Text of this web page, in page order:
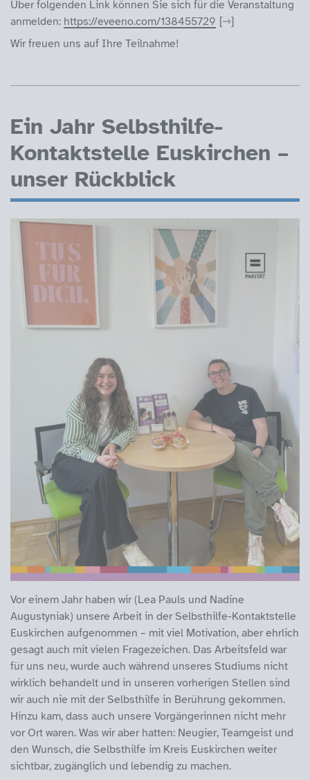
Über folgenden Link können Sie sich für die Veranstaltung
anmelden: https://eveeno.com/138455729
Wir freuen uns auf Ihre Teilnahme!
Ein Jahr Selbsthilfe-
Kontaktstelle Euskirchen –
unser Rückblick
Vor einem Jahr haben wir (Lea Pauls und Nadine
Augustyniak) unsere Arbeit in der Selbsthilfe-Kontaktstelle
Euskirchen aufgenommen – mit viel Motivation, aber ehrlich
gesagt auch mit vielen Fragezeichen. Das Arbeitsfeld war
für uns neu, wurde auch während unseres Studiums nicht
wirklich behandelt und in unseren vorherigen Stellen sind
wir auch nie mit der Selbsthilfe in Berührung gekommen.
Hinzu kam, dass auch unsere Vorgängerinnen nicht mehr
vor Ort waren. Was wir aber hatten: Neugier, Teamgeist und
den Wunsch, die Selbsthilfe im Kreis Euskirchen weiter
sichtbar, zugänglich und lebendig zu machen.